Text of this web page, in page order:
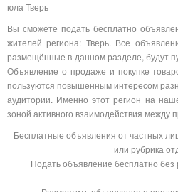
юла Тверь
Вы сможете подать бесплатно
жителей региона: Тверь. Все
размещённые в данном разделе, будут
Объявление о продаже и покупке
пользуются повышенным интересом
аудитории. Именно этот регион на
зоной активного взаимодействия между
Бесплатные объявления от частных
или рубрика
Подать объявление бесплатно без